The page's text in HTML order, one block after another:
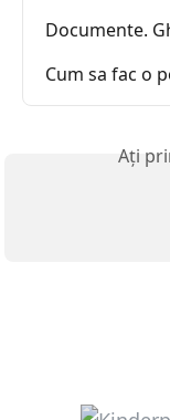
Documente.
Cum sa fac o
Ați